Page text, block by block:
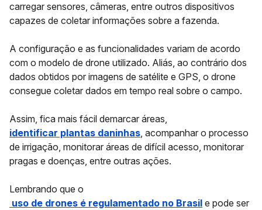
carregar sensores, câmeras, entre outros dispositivos
capazes de coletar informações sobre a fazenda.
A configuração e as funcionalidades variam de acordo
com o modelo de drone utilizado. Aliás, ao contrário dos
dados obtidos por imagens de satélite e GPS, o drone
consegue coletar dados em tempo real sobre o campo.
Assim, fica mais fácil demarcar áreas,
identificar plantas daninhas, acompanhar o processo
de irrigação, monitorar áreas de difícil acesso, monitorar
pragas e doenças, entre outras ações.
Lembrando que o
uso de drones é regulamentado no Brasil e pode ser